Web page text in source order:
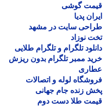
گوشی
پدیا
سایت در مشهد
نوزاد
تلگرام و تلگرام طلایی
ممبر تلگرام بدون ریزش
لوله و اتصالات
زنده جام جهانی
طلا دست دوم